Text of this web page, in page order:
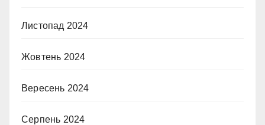
Листопад 2024
Жовтень 2024
Вересень 2024
Серпень 2024